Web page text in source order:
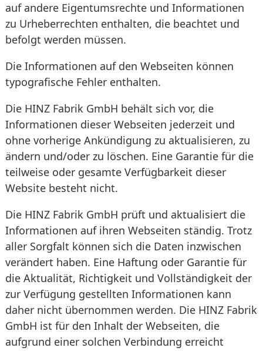
auf andere Eigentumsrechte und Informationen
zu Urheberrechten enthalten, die beachtet und
befolgt werden müssen.
Die Informationen auf den Webseiten können
typografische Fehler enthalten.
Die HINZ Fabrik GmbH behält sich vor, die
Informationen dieser Webseiten jederzeit und
ohne vorherige Ankündigung zu aktualisieren, zu
ändern und/oder zu löschen. Eine Garantie für die
teilweise oder gesamte Verfügbarkeit dieser
Website besteht nicht.
Die HINZ Fabrik GmbH prüft und aktualisiert die
Informationen auf ihren Webseiten ständig. Trotz
aller Sorgfalt können sich die Daten inzwischen
verändert haben. Eine Haftung oder Garantie für
die Aktualität, Richtigkeit und Vollständigkeit der
zur Verfügung gestellten Informationen kann
daher nicht übernommen werden. Die HINZ Fabrik
GmbH ist für den Inhalt der Webseiten, die
aufgrund einer solchen Verbindung erreicht